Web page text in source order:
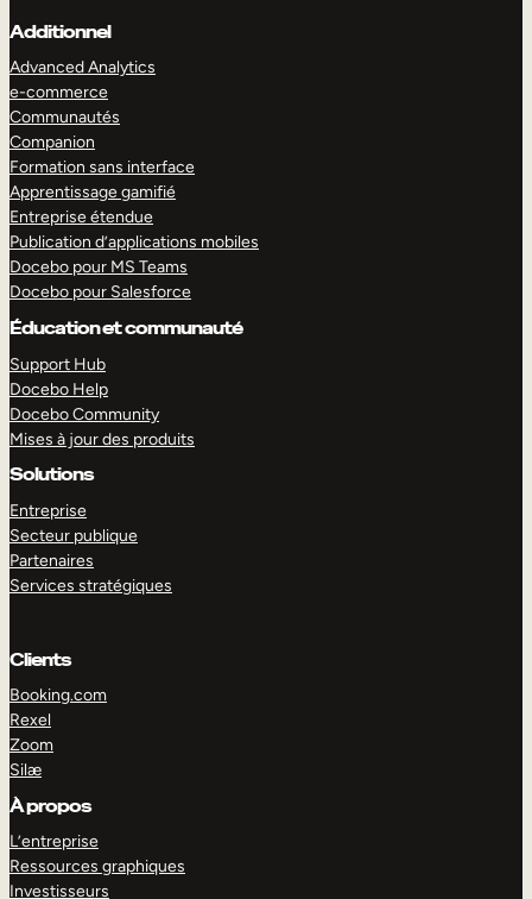
Additionnel
Advanced Analytics
e-commerce
Communautés
Companion
Formation sans interface
Apprentissage gamifié
Entreprise étendue
Publication d’applications mobiles
Docebo pour MS Teams
Docebo pour Salesforce
Éducation et communauté
Support Hub
Docebo Help
Docebo Community
Mises à jour des produits
Solutions
Entreprise
Secteur publique
Partenaires
Services stratégiques
Clients
Booking.com
Rexel
Zoom
Silæ
À propos
L’entreprise
Ressources graphiques
Investisseurs